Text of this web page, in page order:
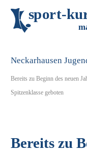
sport-ku
m
Bereits zu Beginn des neuen
Spitzenklasse geboten
Bereits zu